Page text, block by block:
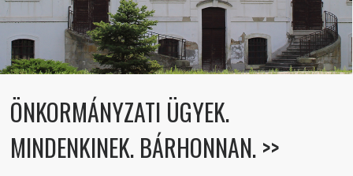
ÖNKORMÁNYZATI ÜGYEK.
MINDENKINEK. BÁRHONNAN. >>